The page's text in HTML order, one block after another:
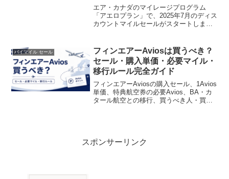
2025年7月】
エア・カナダのマイレージプログラム
「アエロプラン」で、2025年7月のディス
カウントマイルセールがスタートしまし
購入可能なようです。ただし自分の場合
は85％が最大で...
バイマイル セール
フィンエアーAviosは買うべき？
セール・購入単価・必要マイル・
移行ルール完全ガイド
フィンエアーAviosの購入セール、1Avios
単価、特典航空券の必要Avios、BA・カ
タール航空との移行、買うべき人・買わ
スポンサーリンク